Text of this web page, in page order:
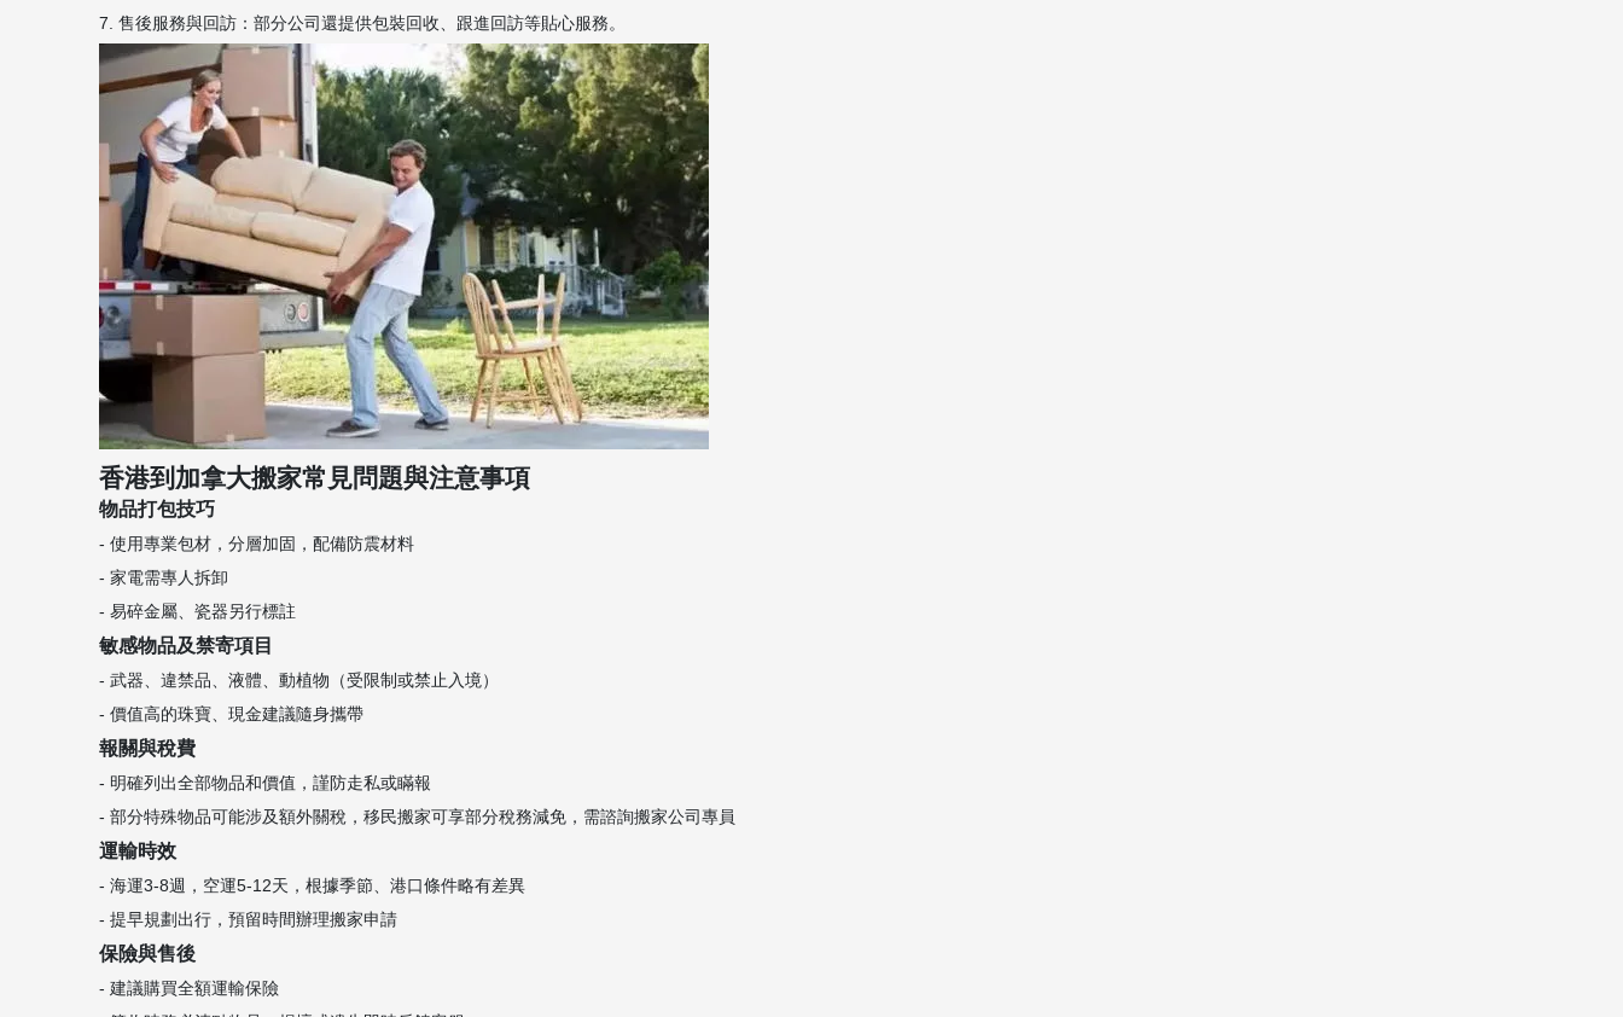
7. 售後服務與回訪：部分公司還提供包裝回收、跟進回訪等貼心服務。
香港到加拿大搬家常見問題與注意事項
物品打包技巧
- 使用專業包材，分層加固，配備防震材料
- 家電需專人拆卸
- 易碎金屬、瓷器另行標註
敏感物品及禁寄項目
- 武器、違禁品、液體、動植物（受限制或禁止入境）
- 價值高的珠寶、現金建議隨身攜帶
報關與稅費
- 明確列出全部物品和價值，謹防走私或瞞報
- 部分特殊物品可能涉及額外關稅，移民搬家可享部分稅務減免，需諮詢搬家公司專員
運輸時效
- 海運3-8週，空運5-12天，根據季節、港口條件略有差異
- 提早規劃出行，預留時間辦理搬家申請
保險與售後
- 建議購買全額運輸保險